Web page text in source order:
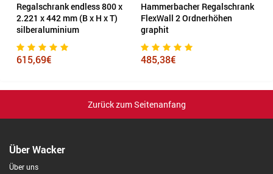
Regalschrank endless 800 x
2.221 x 442 mm (B x H x T)
silberaluminium
615,69€
Hammerbacher Regalschrank
FlexWall 2 Ordnerhöhen
graphit
485,38€
Zurück zum Seitenanfang
Über Wacker
Über uns